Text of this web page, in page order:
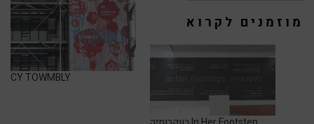
מוזמנים לקרוא
CY TOWMBLY